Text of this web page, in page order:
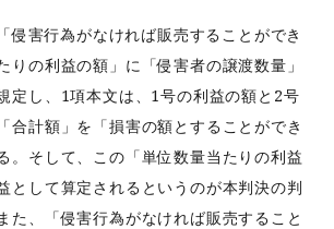
侵害行為がなければ販売することができ
りの利益の額」に「侵害者の譲渡数量」
定し、1項本文は、1号の利益の額と2号
合計額」を「損害の額とすることができ
。そして、この「単位数量当たりの利益
として算定されるというのが本判決の判
、「侵害行為がなければ販売すること